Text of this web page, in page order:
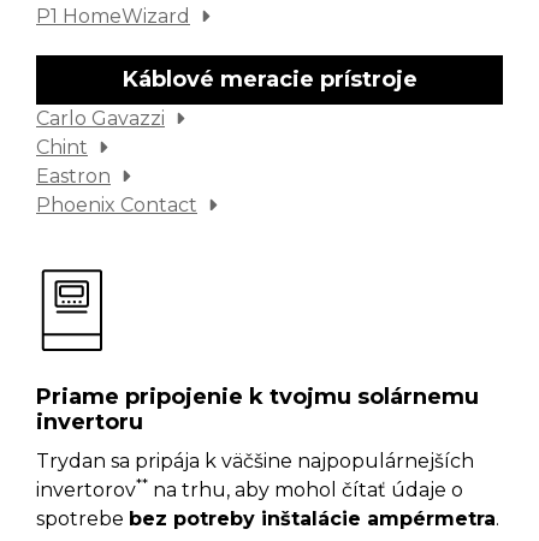
P1 HomeWizard
Káblové meracie prístroje
Carlo Gavazzi
Chint
Eastron
Phoenix Contact
Priame pripojenie k tvojmu solárnemu
invertoru
Trydan sa pripája k väčšine najpopulárnejších
invertorov** na trhu, aby mohol čítať údaje o
spotrebe bez potreby inštalácie ampérmetra.